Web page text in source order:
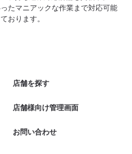
たマニアックな作業まで対応可能
おります。
店舗を探す
店舗様向け管理画面
お問い合わせ